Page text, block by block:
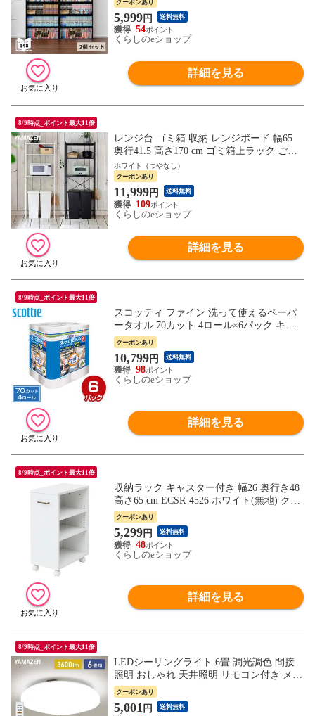
ット 山善 YAMAZEN 【送料無料】
クーポンあり
5,999円 送料無料
54
くらしのeショップ
詳細を見る
8/9時点_ポイント最大11倍
レンジ台 ゴミ箱 収納 レンジボード 幅65
奥行41.5 高さ170 cm ゴミ箱上ラック ごみ
箱上ラック キッチン収納 キッチンラック
キッチンボード レンジラック 収納棚 収納
ラック ごみ箱 ゴミ箱置き場 キッチンすっ
きりラック 山善 YAMAZEN 【送料無料】
ホワイト（つやなし）
クーポンあり
11,999円 送料無料
109
くらしのeショップ
詳細を見る
8/9時点_ポイント最大11倍
スコッティ ファイン 洗って使えるペーパ
ータオル 70カット 4ロール×6パック キッ
チンペーパー キッチンタオル ふきん ダス
ター 日本製 日本製紙クレシア 【送料無
料】
クーポンあり
10,799円 送料無料
98
くらしのeショップ
詳細を見る
8/9時点_ポイント最大11倍
収納ラック キャスター付き 幅26 奥行き48
高さ65 cm ECSR-4526 ホワイト(無地) クロ
ーゼット クローゼット収納 クローゼット
の中 ウォークインクローゼット 階段下 収
納 押入れ 押入れ収納 押入れ改造 整理収納
収納見直し 山善 YAMAZEN 【送料無料】
クーポンあり
5,299円 送料無料
48
くらしのeショップ
詳細を見る
8/9時点_ポイント最大11倍
LEDシーリングライト 6畳 調光調色 間接
照明 おしゃれ 天井照明 リモコン付き メー
カー保証1年 LC-H06VK シーリング 照明器
具 LED リビング 和室 寝室 ダイニング お
しゃれ 日本照明工業会基準 OFFタイマー
クーポンあり
5,001 円 送料無料